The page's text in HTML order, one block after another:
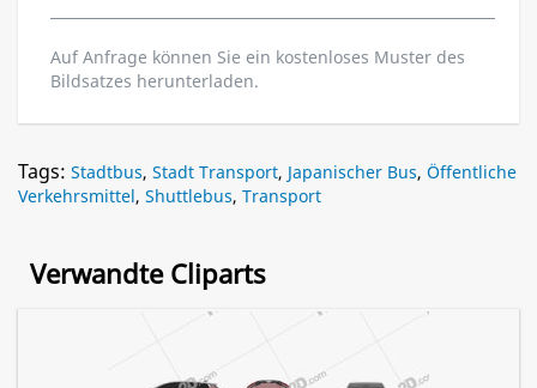
Auf Anfrage können Sie ein kostenloses Muster des
Bildsatzes herunterladen.
Tags: Stadtbus, Stadt Transport, Japanischer Bus, Öffentliche
Verkehrsmittel, Shuttlebus, Transport
Verwandte Cliparts